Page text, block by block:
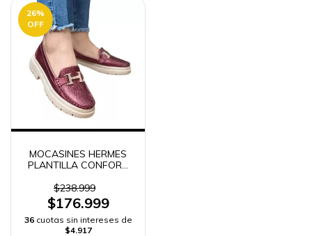
26%
OFF
MOCASINES HERMES
PLANTILLA CONFORT
$238.999
$176.999
36 cuotas sin intereses de
$4.917